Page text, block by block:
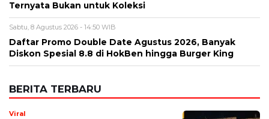
Ternyata Bukan untuk Koleksi
Sabtu, 8 Agustus 2026 - 14:50 WIB
Daftar Promo Double Date Agustus 2026, Banyak
Diskon Spesial 8.8 di HokBen hingga Burger King ‎
BERITA TERBARU
Viral